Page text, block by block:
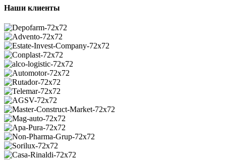
Цепь
роликом
сдвижной
двери,
VW
Crafter
/
Mercedes
Sprinter
(Wauldmunt)
Наши клиенты